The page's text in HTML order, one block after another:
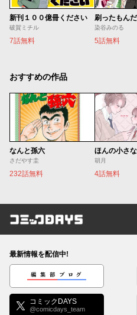
新刊１００億冊ください
破賀ミチル
7話無料
刷ったもんだ
染谷みのる
5話無料
おすすめの作品
なんと孫六
さだやす圭
232話無料
ほんの小さ
胡月
4話無料
コミックDAYS
最新情報を配信中!
編集部ブログ
コミックDAYS
@comicdays_team